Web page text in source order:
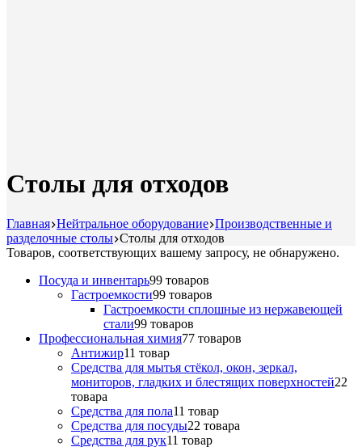
Столы для отходов
Главная Нейтральное оборудование Производственные и
разделочные столы Столы для отходов
Товаров, соответствующих вашему запросу, не обнаружено.
Посуда и инвентарь99 товаров
Гастроемкости99 товаров
Гастроемкости сплошные из нержавеющей
стали99 товаров
Профессиональная химия77 товаров
Антижир11 товар
Средства для мытья стёкол, окон, зеркал,
мониторов, гладких и блестящих поверхностей22
товара
Средства для пола11 товар
Средства для посуды22 товара
Средства для рук11 товар